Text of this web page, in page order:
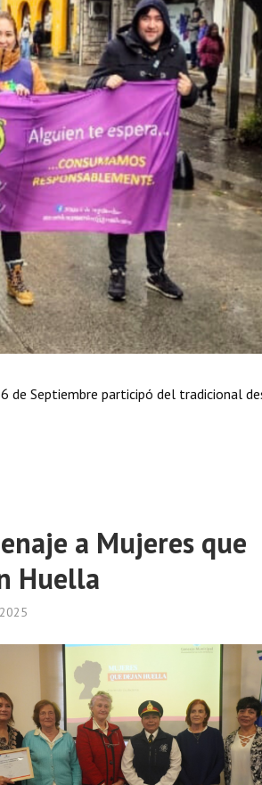
de Septiembre participó del tradicional
a Mujeres que
Huella